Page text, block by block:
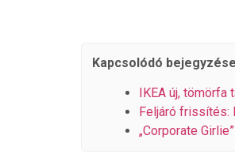
Kapcsolódó
IKEA új,
Feljáró frissítés:
„Corporate